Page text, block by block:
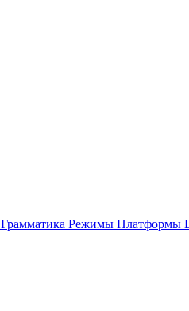
Грамматика Режимы Платформы